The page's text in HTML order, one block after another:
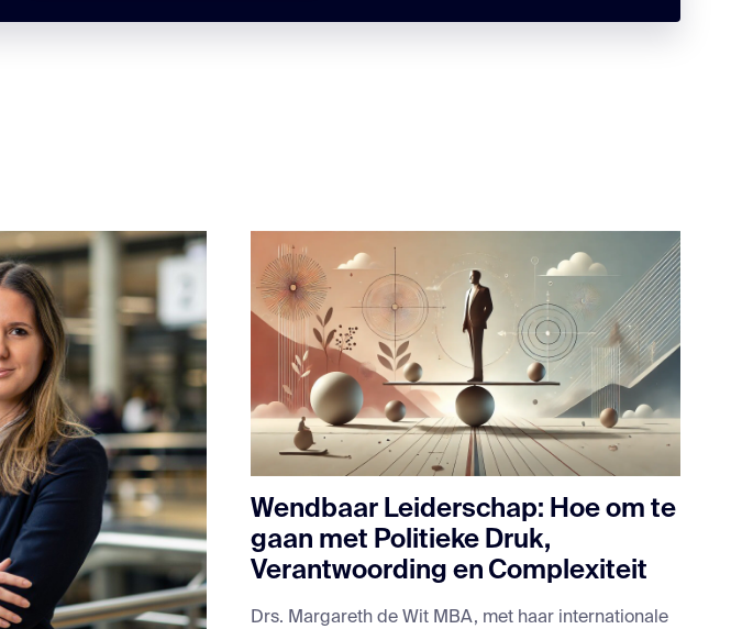
Wendbaar Leiderschap: Hoe om te
gaan met Politieke Druk,
Verantwoording en Complexiteit
Drs. Margareth de Wit MBA, met haar internationale